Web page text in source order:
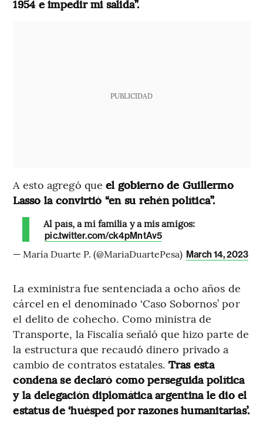
1954 e impedir mi salida”.
PUBLICIDAD
A esto agregó queel gobierno de Guillermo
Lasso la convirtió “en su rehén política”.
Al país, a mi familia y a mis amigos:
pic.twitter.com/ck4pMntAv5
— María Duarte P. (@MariaDuartePesa) March 14, 2023
La exministra fue sentenciada a ocho años de
cárcel en el denominado ‘Caso Sobornos’ por
el delito de cohecho. Como ministra de
Transporte, la Fiscalía señaló que hizo parte de
la estructura que recaudó dinero privado a
cambio de contratos estatales. Tras esta
condena se declaró como perseguida política
y la delegación diplomática argentina le dio el
estatus de ‘huésped por razones humanitarias’.